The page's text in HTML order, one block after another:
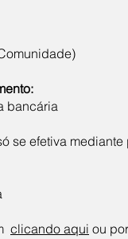
bancária
se efetiva
clicando aqui ou por